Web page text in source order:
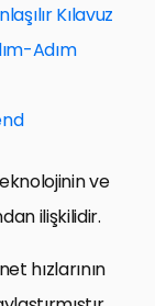
Kılavuz
Adım
ve
ilişkilidir.
hızlarının